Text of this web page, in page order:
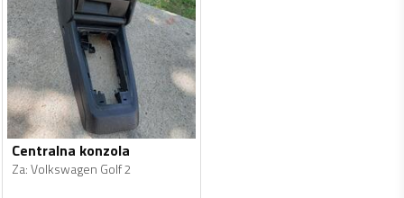
Centralna konzola
Za:Volkswagen Golf 2